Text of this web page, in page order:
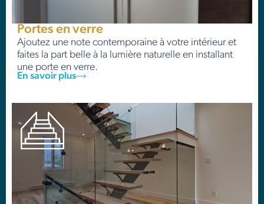
Portes en verre
Ajoutez une note contemporaine à votre intérieur et
faites la part belle à la lumière naturelle en installant
une porte en verre.
En savoir plus